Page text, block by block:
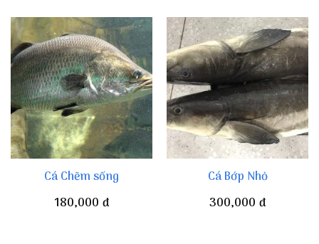
Cá Chẽm sống
180,000 đ
Cá Bớp Nhỏ
300,000 đ